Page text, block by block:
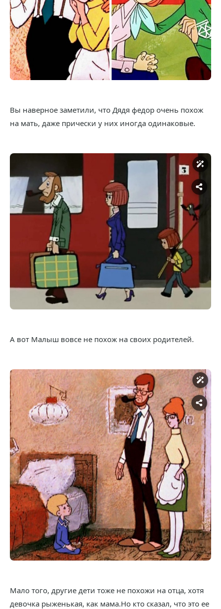
Вы наверное заметили, что Дядя федор очень похож
на мать, даже прически у них иногда одинаковые.
А вот Малыш вовсе не похож на своих родителей.
Мало того, другие дети тоже не похожи на отца, хотя
девочка рыженькая, как мама.Но кто сказал, что это ее